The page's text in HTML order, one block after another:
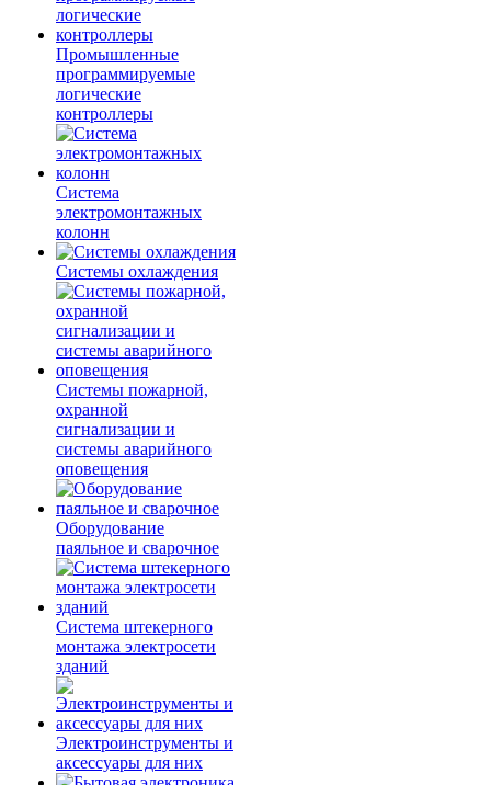
Промышленные
программируемые
логические
контроллеры
Система
электромонтажных
колонн
Системы охлаждения
Системы пожарной,
охранной
сигнализации и
системы аварийного
оповещения
Оборудование
паяльное и сварочное
Система штекерного
монтажа электросети
зданий
Электроинструменты и
аксессуары для них